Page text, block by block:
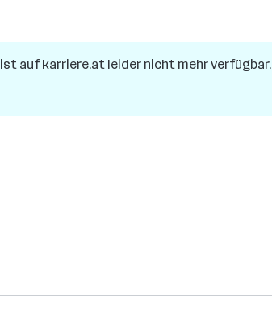
ist auf karriere.at leider nicht mehr verfügbar.